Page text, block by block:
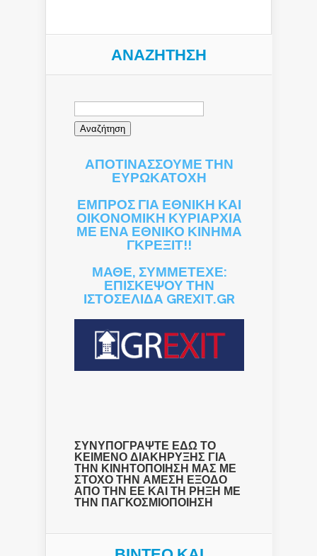
ΑΝΑΖΉΤΗΣΗ
Αναζήτηση
ΑΠΟΤΙΝΑΣΣΟΥΜΕ ΤΗΝ
ΕΥΡΩΚΑΤΟΧΗ
ΕΜΠΡΟΣ ΓΙΑ ΕΘΝΙΚΗ ΚΑΙ
ΟΙΚΟΝΟΜΙΚΗ ΚΥΡΙΑΡΧΙΑ
ΜΕ ΕΝΑ ΕΘΝΙΚΟ ΚΙΝΗΜΑ
ΓΚΡΕΞΙΤ!!
ΜΑΘΕ, ΣΥΜΜΕΤΕΧΕ:
ΕΠΙΣΚΕΨΟΥ ΤΗΝ
ΙΣΤΟΣΕΛΙΔΑ GREXIT.GR
ΣΥΝΥΠΟΓΡΑΨΤΕ ΕΔΩ ΤΟ
ΚΕΙΜΕΝΟ ΔΙΑΚΗΡΥΞΗΣ ΓΙΑ
ΤΗΝ ΚΙΝΗΤΟΠΟΙΗΣΗ ΜΑΣ ΜΕ
ΣΤΟΧΟ ΤΗΝ ΑΜΕΣΗ ΕΞΟΔΟ
ΑΠΟ ΤΗΝ ΕΕ ΚΑΙ ΤΗ ΡΗΞΗ ΜΕ
ΤΗΝ ΠΑΓΚΟΣΜΙΟΠΟΙΗΣΗ